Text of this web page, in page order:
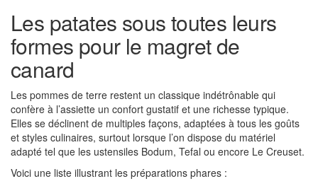
Les patates sous toutes leurs
formes pour le magret de
canard
Les pommes de terre restent un classique indétrônable qui
confère à l’assiette un confort gustatif et une richesse typique.
Elles se déclinent de multiples façons, adaptées à tous les goûts
et styles culinaires, surtout lorsque l’on dispose du matériel
adapté tel que les ustensiles Bodum, Tefal ou encore Le Creuset.
Voici une liste illustrant les préparations phares :